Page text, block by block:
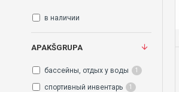
APAKŠGRUPA
бассейны, отдых у воды 1
спортивный инвентарь 1
в наличии